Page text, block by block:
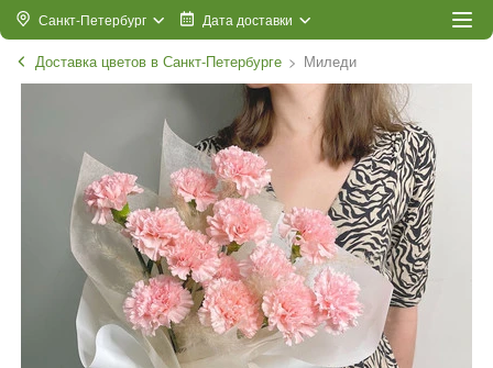
Санкт-Петербург Дата доставки
Доставка цветов в Санкт-Петербурге Миледи